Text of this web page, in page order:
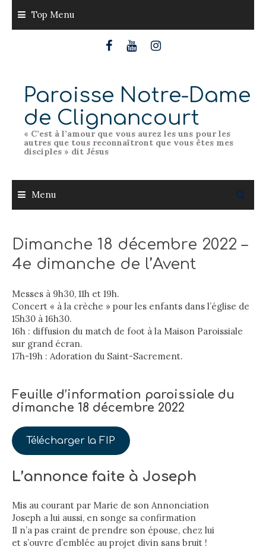
content
Top Menu
Paroisse Notre-Dame
de Clignancourt
« C’est à l’amour que vous aurez les uns pour les
autres que tous reconnaîtront que vous êtes mes
disciples » dit Jésus
Menu
Dimanche 18 décembre 2022 –
4e dimanche de l’Avent
Messes à 9h30, 11h et 19h.
Concert « à la crèche » pour les enfants dans l’église de
15h30 à 16h30.
16h : diffusion du match de foot à la Maison Paroissiale
sur grand écran.
17h-19h : Adoration du Saint-Sacrement.
Feuille d’information paroissiale du
dimanche 18 décembre 2022
Télécharger la FIP
L’annonce faite à Joseph
Mis au courant par Marie de son Annonciation
Joseph a lui aussi, en songe sa confirmation
Il n’a pas craint de prendre son épouse, chez lui
et s’ouvre d’emblée au projet divin sans bruit !